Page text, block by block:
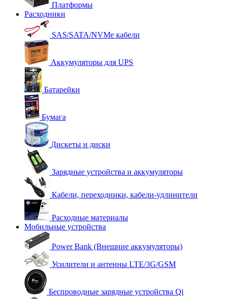
Платформы
Расходники
SAS/SATA/NVMe кабели
Аккумуляторы для UPS
Батарейки
Бумага
Дискеты и диски
Зарядные устройства и аккумуляторы
Кабели, переходники, кабели-удлинители
Расходные материалы
Мобильные устройства
Power Bank (Внешние аккумуляторы)
Усилители и антенны LTE/3G/GSM
Беспроводные зарядные устройства Qi